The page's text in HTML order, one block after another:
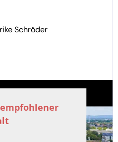
Schröder